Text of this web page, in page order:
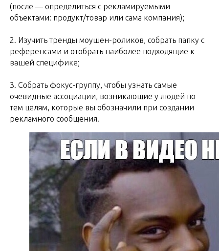
(после — определиться с рекламируемыми
объектами: продукт/товар или сама компания);
2. Изучить тренды моушен-роликов, собрать папку с
референсами и отобрать наиболее подходящие к
вашей специфике;
3. Собрать фокус-группу, чтобы узнать самые
очевидные ассоциации, возникающие у людей по
тем целям, которые вы обозначили при создании
рекламного сообщения.